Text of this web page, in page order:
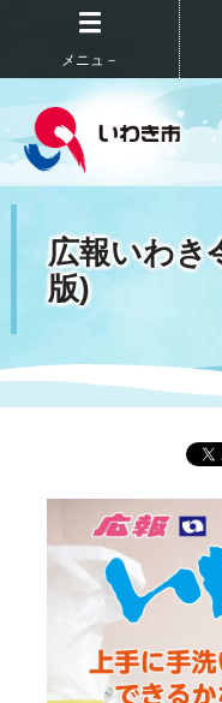
メニュ－
広報いわき
版)